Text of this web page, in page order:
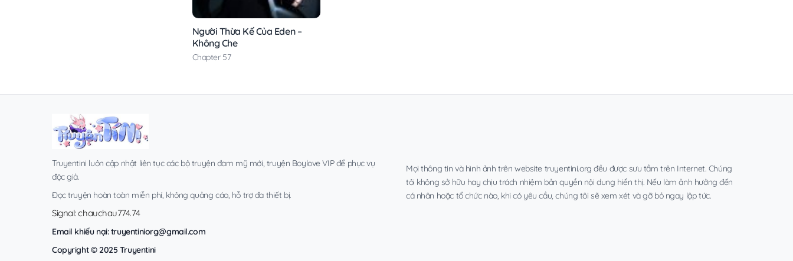
Người Thừa Kế Của Eden –
Không Che
Chapter 57
Truyentini luôn cập nhật liên tục các bộ truyện đam mỹ mới, truyện Boylove VIP để phục vụ
độc giả.
Đọc truyện hoàn toàn miễn phí, không quảng cáo, hỗ trợ đa thiết bị.
Signal: chauchau774.74
Email khiếu nại:truyentiniorg@gmail.com
Copyright © 2025 Truyentini
Mọi thông tin và hình ảnh trên website truyentini.org đều được sưu tầm trên Internet. Chúng
tôi không sở hữu hay chịu trách nhiệm bản quyền nội dung hiển thị. Nếu làm ảnh hưởng đến
cá nhân hoặc tổ chức nào, khi có yêu cầu, chúng tôi sẽ xem xét và gỡ bỏ ngay lập tức.